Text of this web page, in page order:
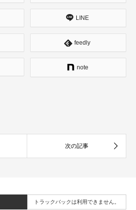
LINE
feedly
note
トラックバックは利用できません。